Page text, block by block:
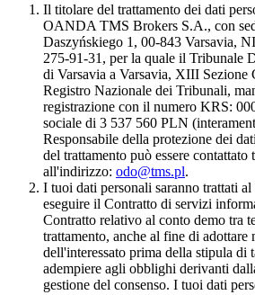
Il titolare del trattamento dei dati
OANDA TMS Brokers S.A., con
Daszyńskiego 1, 00-843 Varsavia,
275-91-31, per la quale il Tribunale
di Varsavia a Varsavia, XIII Sezione
Registro Nazionale dei Tribunali,
registrazione con il numero KRS:
sociale di 3 537 560 PLN
Responsabile della protezione dei
del trattamento può essere contattato
all'indirizzo: odo@tms.pl.
I tuoi dati personali saranno trattati
eseguire il Contratto di servizi
Contratto relativo al conto demo tra
trattamento, anche al fine di adottare
dell'interessato prima della stipula di
adempiere agli obblighi derivanti
gestione del consenso. I tuoi dati